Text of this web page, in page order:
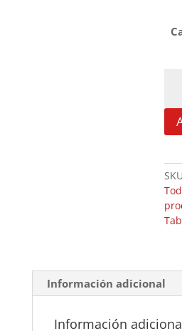
15,
o
Información adicional
Información